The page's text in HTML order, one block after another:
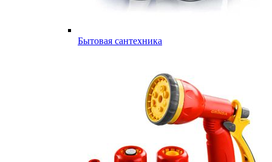
Бытовая сантехника